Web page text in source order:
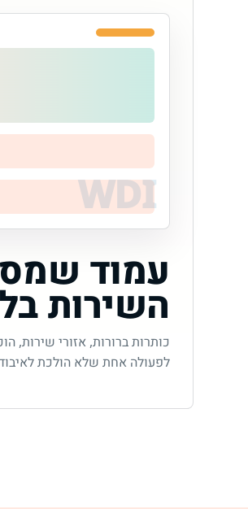
עמוד
השירות
כותרות ברורות, אזורי שירות,
לפעולה אחת שלא הולכת